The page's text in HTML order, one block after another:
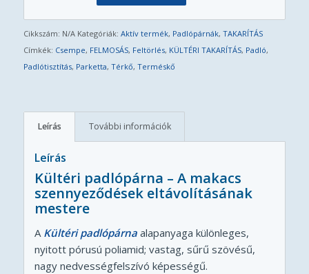
Cikkszám: N/A Kategóriák: Aktív termék, Padlópárnák, TAKARÍTÁS
Címkék: Csempe, FELMOSÁS, Feltörlés, KÜLTÉRI TAKARÍTÁS, Padló,
Padlótisztítás, Parketta, Térkő, Terméskő
Leírás További információk
Leírás
Kültéri padlópárna – A makacs
szennyeződések eltávolításának
mestere
A Kültéri padlópárna alapanyaga különleges,
nyitott pórusú poliamid; vastag, sűrű szövésű,
nagy nedvességfelszívó képességű.